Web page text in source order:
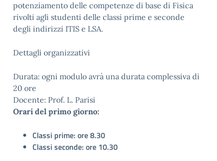
potenziamento delle competenze di base di Fisica
rivolti agli studenti delle classi prime e seconde
degli indirizzi ITIS e LSA.
Dettagli organizzativi
Durata: ogni modulo avrà una durata complessiva di
20 ore
Docente: Prof. L. Parisi
Orari del primo giorno:
Classi prime: ore 8.30
Classi seconde: ore 10.30